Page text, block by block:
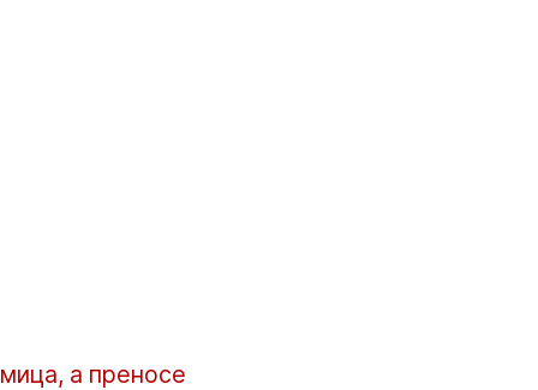
а преносе